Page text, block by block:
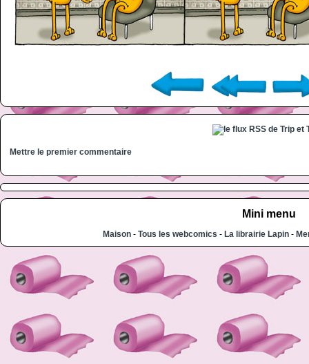
Mettre le premier commentaire
Mini menu
Maison- Tous les webcomics - La librairie Lapin-